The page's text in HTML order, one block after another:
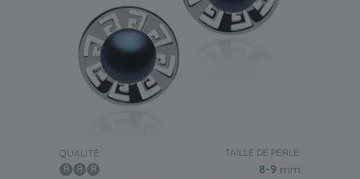
QUALITÉ: TAILLE DE PERLE:
8-9 mm